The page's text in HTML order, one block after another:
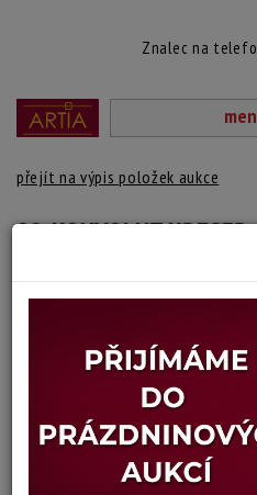
Znalec na
přejít na výpis položek aukce
99. KONVOLUT KRESEB
Autor:Jiří Hranička
signováno a datováno vpravo dole,
Technika: kresba na kartonu, datace:
Šířka: 30 cm, výška: 42 cm, rámování:
Stav: dobrý
22.09.2025 20:13